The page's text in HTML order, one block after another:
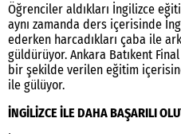
Öğrenciler aldıkları İngilizce
aynı zamanda ders içerisinde
ederken harcadıkları çaba ile
güldürüyor. Ankara Batıkent Final
bir şekilde verilen eğitim
ile gülüyor.
İNGİLİZCE İLE DAHA BAŞARILI